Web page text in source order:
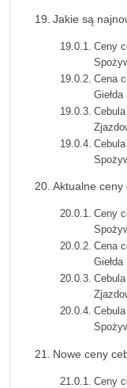
Jakie są
Ceny
Cena
Aktualne ceny
Ceny
Cena
Nowe ceny
Ceny